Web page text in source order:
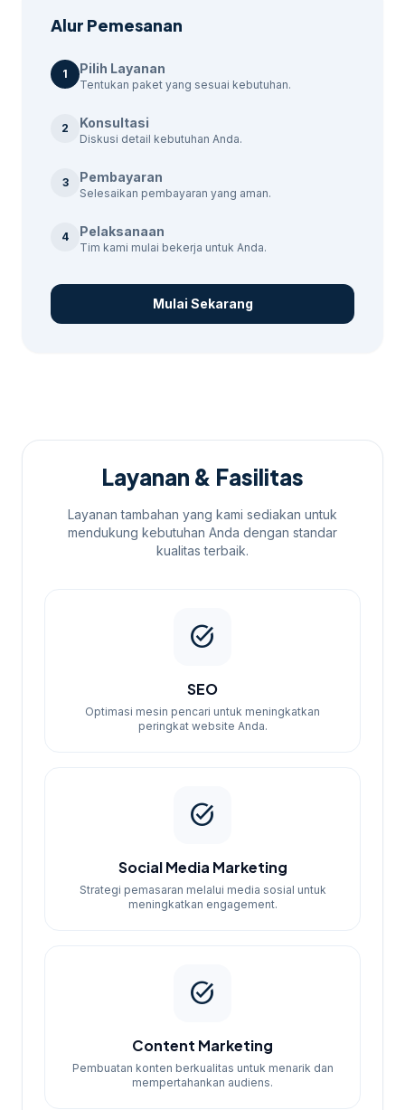
Paket Layanan Kami
Kami memiliki berbagai paket layanan untuk
memenuhi kebutuhan bisnis Anda: Jika
jasa konsultan digital marketing Purbalingga
selaras dengan target promosi.
SEO Starter: Rp950.000
SEO Business: Rp2.000.000
SEO Premium: Rp2.500.000
efisien. Anda dapat menghubungi kami
setelah itu kami akan memberikan estimasi
harga dan waktu pengerjaan.
Alur Pemesanan
1 Pilih Layanan
Tentukan paket yang sesuai kebutuhan.
2 Konsultasi
Diskusi detail kebutuhan Anda.
3 Pembayaran
Selesaikan pembayaran yang aman.
4 Pelaksanaan
Tim kami mulai bekerja untuk Anda.
Mulai Sekarang
Layanan & Fasilitas
Layanan tambahan yang kami sediakan untuk
mendukung kebutuhan Anda dengan standar
kualitas terbaik.
task_alt
SEO
Optimasi mesin pencari untuk meningkatkan
peringkat website Anda.
task_alt
Social Media Marketing
Strategi pemasaran melalui media sosial untuk
meningkatkan engagement.
task_alt
Content Marketing
Pembuatan konten berkualitas untuk menarik dan
mempertahankan audiens.